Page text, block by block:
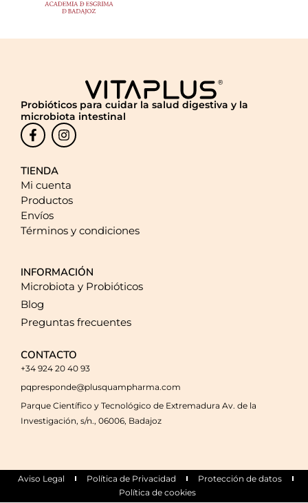
Probióticos para cuidar la salud digestiva y la
microbiota intestinal
TIENDA
Mi cuenta
Productos
Envíos
Términos y condiciones
INFORMACIÓN
Microbiota y Probióticos
Blog
Preguntas frecuentes
CONTACTO
+34 924 20 40 93
pqpresponde@plusquampharma.com
Parque Científico y Tecnológico de Extremadura Av. de la
Investigación, s/n., 06006, Badajoz
Aviso Legal Política de Privacidad
Protección de datos
Política de cookies